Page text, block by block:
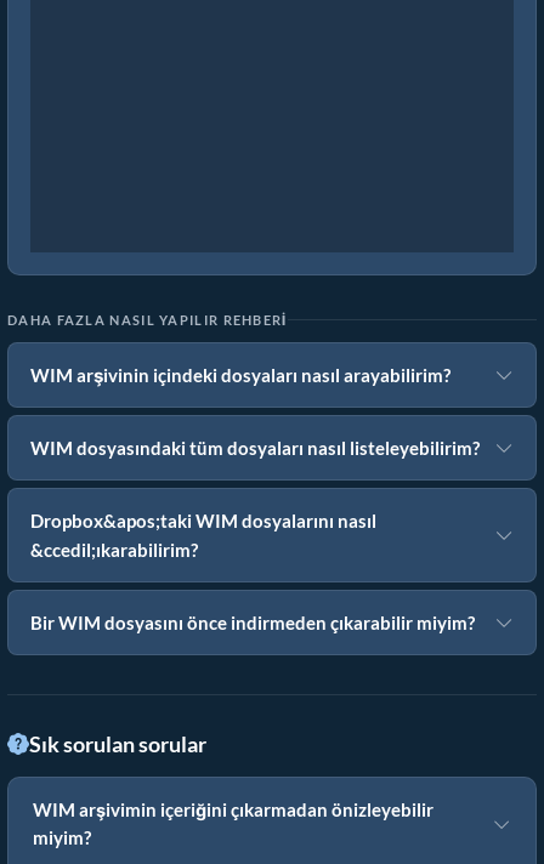
DAHA FAZLA NASIL YAPILIR REHBERI
WIM arşivinin içindeki dosyaları nasıl arayabilirim?
WIM dosyasındaki tüm dosyaları nasıl listeleyebilirim?
Dropbox&apos;taki WIM dosyalarını nasıl
&ccedil;ıkarabilirim?
Bir WIM dosyasını önce indirmeden çıkarabilir miyim?
Sık sorulan sorular
WIM arşivimin içeriğini çıkarmadan önizleyebilir
miyim?